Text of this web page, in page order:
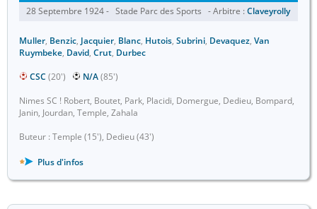
28 Septembre 1924 - Stade Parc des Sports - Arbitre :Claveyrolly
Muller, Benzic, Jacquier, Blanc, Hutois, Subrini, Devaquez, Van
Ruymbeke, David, Crut, Durbec
CSC (20') N/A(85')
Nimes SC ! Robert, Boutet, Park, Placidi, Domergue, Dedieu, Bompard,
Janin, Jourdan, Temple, Zahala
Buteur : Temple (15'), Dedieu (43')
Plus d'infos